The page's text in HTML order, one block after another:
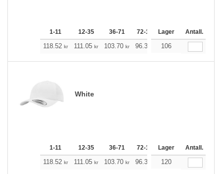
1-11 12-35 36-71 72-143 144-287 288 +
Lager Antall.
118.52 kr 111.05 kr 103.70 kr 96.34 88.87
106
White
1-11 12-35 36-71 72-143 144-287 288 +
Lager Antall.
118.52 kr 111.05 kr 103.70 kr 96.34 88.87
120